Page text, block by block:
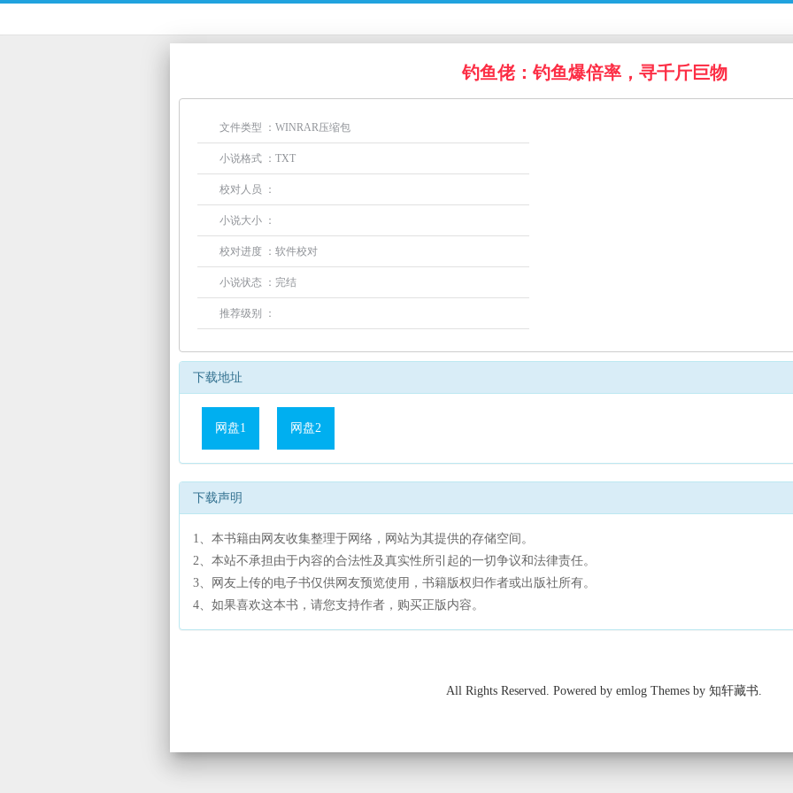
钓鱼佬：钓鱼爆倍率，寻千斤巨物
文件类型 ：WINRAR压缩包
小说格式 ：TXT
校对人员 ：
小说大小 ：
校对进度 ：软件校对
小说状态 ：完结
推荐级别 ：
下载地址
网盘1 网盘2
下载声明
1、本书籍由网友收集整理于网络，网站为其提供的存储空间。
2、本站不承担由于内容的合法性及真实性所引起的一切争议和法律责任。
3、网友上传的电子书仅供网友预览使用，书籍版权归作者或出版社所有。
4、如果喜欢这本书，请您支持作者，购买正版内容。
All Rights Reserved. Powered by emlog Themes by 知轩藏书.